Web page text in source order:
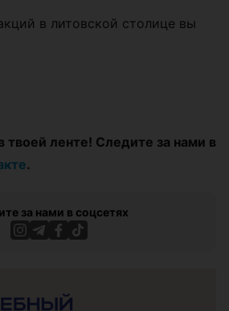
в литовской столице вы
твоей ленте! Следите за нами в
.
за нами в соцсетях